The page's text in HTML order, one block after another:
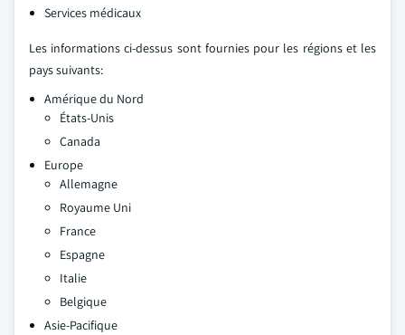
Services médicaux
Les informations ci-dessus sont fournies pour les régions et les
pays suivants:
Amérique du Nord
États-Unis
Canada
Europe
Allemagne
Royaume Uni
France
Espagne
Italie
Belgique
Asie-Pacifique